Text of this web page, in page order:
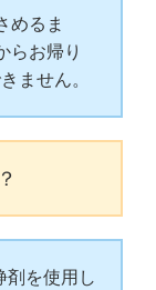
めるま
らお帰り
ません。
剤を使用し